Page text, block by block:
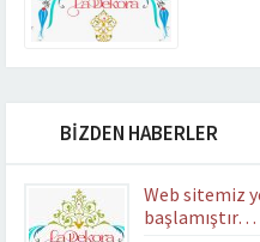
BİZDEN HABERLER
Web sitemiz
başlamıştır…